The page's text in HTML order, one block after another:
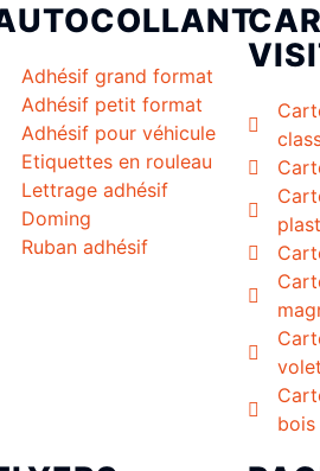
Adhésif grand format
Adhésif petit format
Adhésif pour véhicule
Etiquettes en rouleau
Lettrage adhésif
Doming
Ruban adhésif
volet
bois